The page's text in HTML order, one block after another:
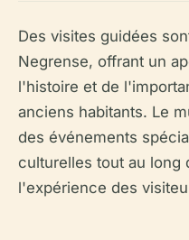
Des visites guidées
Negrense, offrant un
l'histoire et de
anciens habitants. Le
des événements
culturelles tout au long
l'expérience des